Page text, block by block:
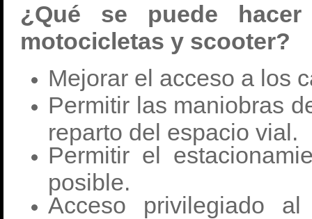
¿Qué se puede
motocicletas y scooter?
Mejorar el acceso a los
Permitir las maniobras
reparto del espacio vial.
Permitir el
posible.
Acceso privilegiado